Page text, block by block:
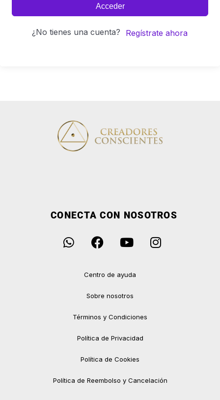
Acceder
¿No tienes una cuenta? Regístrate ahora
CONECTA CON NOSOTROS
Centro de ayuda
Sobre nosotros
Términos y Condiciones
Política de Privacidad
Política de Cookies
Política de Reembolso y Cancelación